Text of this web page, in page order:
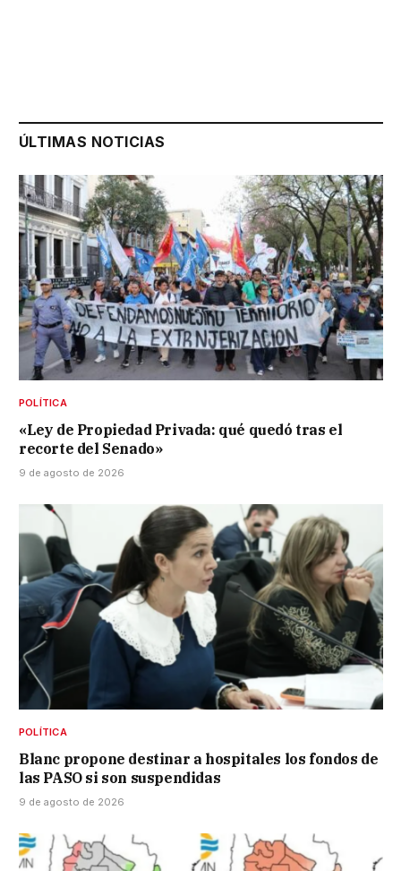
ÚLTIMAS NOTICIAS
POLÍTICA
«Ley de Propiedad Privada: qué quedó tras el
recorte del Senado»
9 de agosto de 2026
POLÍTICA
Blanc propone destinar a hospitales los fondos de
las PASO si son suspendidas
9 de agosto de 2026